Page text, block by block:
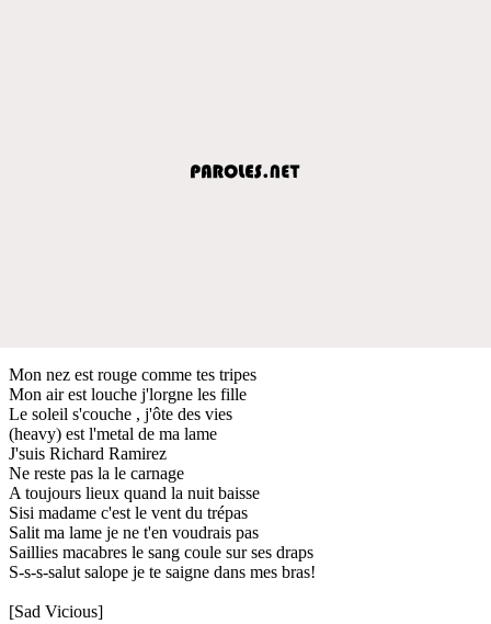
Mon nez est rouge comme tes tripes
Mon air est louche j'lorgne les fille
Le soleil s'couche , j'ôte des vies
(heavy) est l'metal de ma lame
J'suis Richard Ramirez
Ne reste pas la le carnage
A toujours lieux quand la nuit baisse
Sisi madame c'est le vent du trépas
Salit ma lame je ne t'en voudrais pas
Saillies macabres le sang coule sur ses draps
S-s-s-salut salope je te saigne dans mes bras!
[Sad Vicious]